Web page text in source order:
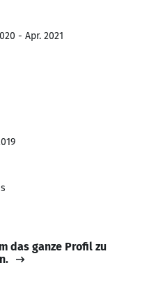
- Apr. 2021
das ganze Profil zu